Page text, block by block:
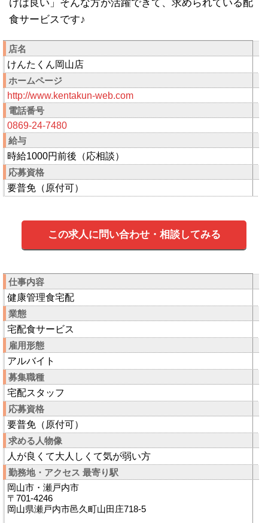
けは良い」そんな方が活躍できて、求められている配
食サービスです♪
店名
けんたくん岡山店
ホームページ
http://www.kentakun-web.com
電話番号
0869-24-7480
給与
時給1000円前後（応相談）
応募資格
要普免（原付可）
この求人に問い合わせ・相談してみる
仕事内容
健康管理食宅配
業態
宅配食サービス
雇用形態
アルバイト
募集職種
宅配スタッフ
応募資格
要普免（原付可）
求める人物像
人が良くて大人しくて気が弱い方
勤務地・アクセス 最寄り駅
岡山市・瀬戸内市
〒701-4246
岡山県瀬戸内市邑久町山田庄718-5